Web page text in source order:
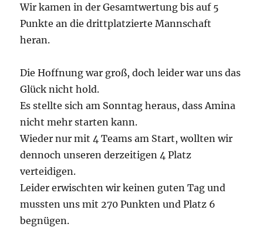
Wir kamen in der Gesamtwertung bis auf 5
Punkte an die drittplatzierte Mannschaft
heran.
Die Hoffnung war groß, doch leider war uns das
Glück nicht hold.
Es stellte sich am Sonntag heraus, dass Amina
nicht mehr starten kann.
Wieder nur mit 4 Teams am Start, wollten wir
dennoch unseren derzeitigen 4 Platz
verteidigen.
Leider erwischten wir keinen guten Tag und
mussten uns mit 270 Punkten und Platz 6
begnügen.